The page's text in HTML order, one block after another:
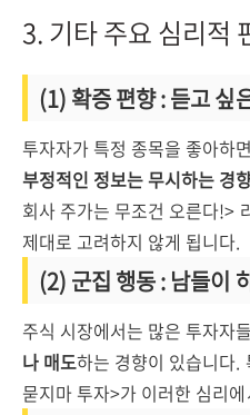
3. 기타 주요 심리적
(1) 확증 편향 : 듣고 싶
투자자가 특정 종목을 좋아하
부정적인 정보는 무시하는 경
회사 주가는 무조건 오른다!>
제대로 고려하지 않게 됩니다.
(2) 군집 행동 : 남들이
주식 시장에서는 많은 투자자
나 매도하는 경향이 있습니다.
묻지마 투자>가 이러한 심리